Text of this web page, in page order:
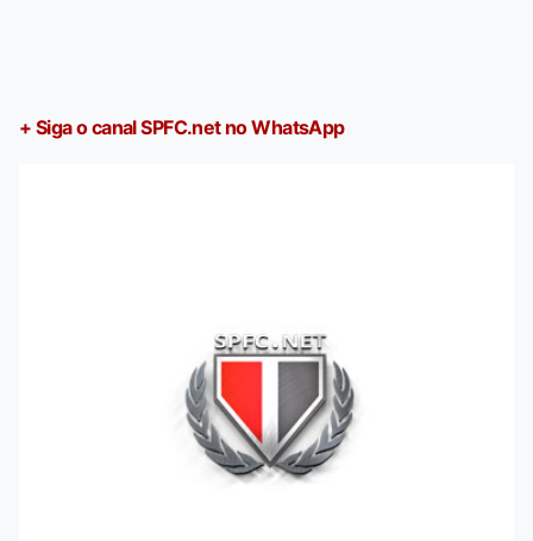
+ Siga o canal SPFC.net no WhatsApp